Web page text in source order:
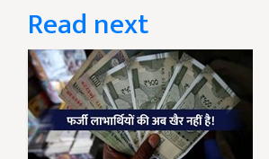
Read next